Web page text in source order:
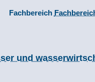
Fachbereich
und